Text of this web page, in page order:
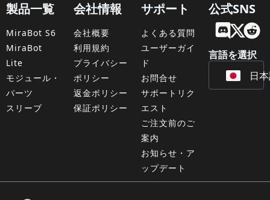
製品一覧
MiraBot S6
MiraBot
Lite
モジュール・
パーツ
スリーブ
会社情報
会社概要
利用規約
プライバシー
ポリシー
返金ポリシー
保証ポリシー
サポート
よくある質問
ユーザーガイ
ド
お問合せ
サポートリク
エスト
ご注文前のご
案内
お知らせ・ア
ップデート
公式SNS
言語を選択
日